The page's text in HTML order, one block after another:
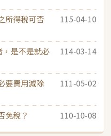
所得稅可否
115-04-10
，是不是就必
114-03-14
要費用減除
111-05-02
免稅？ 110-10-08